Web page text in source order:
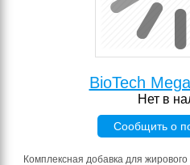
BioTech
Нет в
Сообщить о
Комплексная добавка для